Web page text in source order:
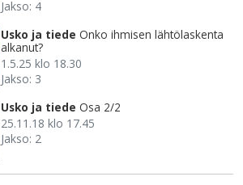
Jakso: 4
Usko ja tiede Onko ihmisen lähtölaskenta
alkanut?
1.5.25 klo 18.30
Jakso: 3
Usko ja tiede Osa 2/2
25.11.18 klo 17.45
Jakso: 2